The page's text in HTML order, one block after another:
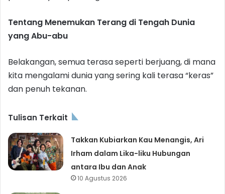
Tentang Menemukan Terang di Tengah Dunia
yang Abu-abu
Belakangan, semua terasa seperti berjuang, di mana
kita mengalami dunia yang sering kali terasa “keras”
dan penuh tekanan.
Tulisan Terkait
Takkan Kubiarkan Kau Menangis, Ari
Irham dalam Lika-liku Hubungan
antara Ibu dan Anak
10 Agustus 2026